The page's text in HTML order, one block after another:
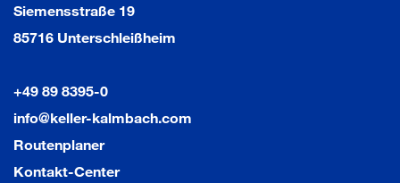
Siemensstraße 19
85716 Unterschleißheim
+49 89 8395-0
info@keller-kalmbach.com
Routenplaner
Kontakt-Center